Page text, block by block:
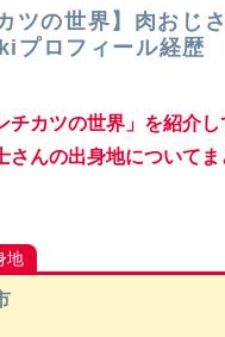
ツの世界】肉おじ
プロフィール経
チカツの世界」を紹介
さんの出身地について
地